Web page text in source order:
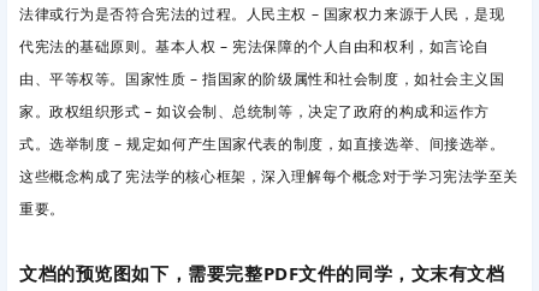
法律或行为是否符合宪法的过程。人民主权 – 国家权力来源于人民，是现
代宪法的基础原则。基本人权 – 宪法保障的个人自由和权利，如言论自
由、平等权等。国家性质 – 指国家的阶级属性和社会制度，如社会主义国
家。政权组织形式 – 如议会制、总统制等，决定了政府的构成和运作方
式。选举制度 – 规定如何产生国家代表的制度，如直接选举、间接选举。
这些概念构成了宪法学的核心框架，深入理解每个概念对于学习宪法学至关
重要。
文档的预览图如下，需要完整PDF文件的同学，文末有文档